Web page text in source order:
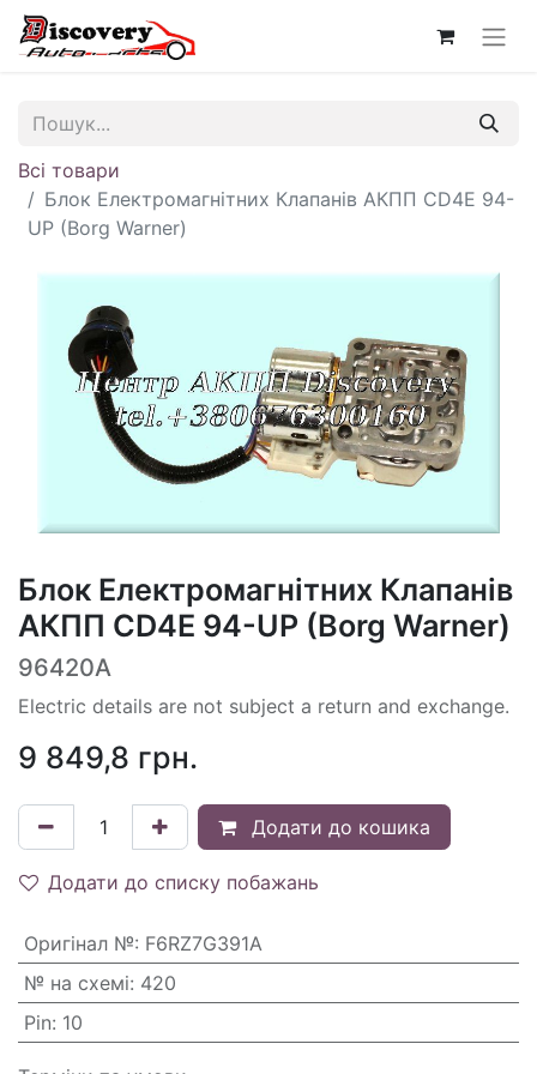
Всі товари
Блок Електромагнітних Клапанів АКПП CD4E 94-
UP (Borg Warner)
Блок Електромагнітних Клапанів
АКПП CD4E 94-UP (Borg Warner)
96420A
Electric details are not subject a return and exchange.
9 849,8 грн.
Додати до кошика
Додати до списку побажань
Оригінал №: F6RZ7G391A
№ на схемі: 420
Pin: 10